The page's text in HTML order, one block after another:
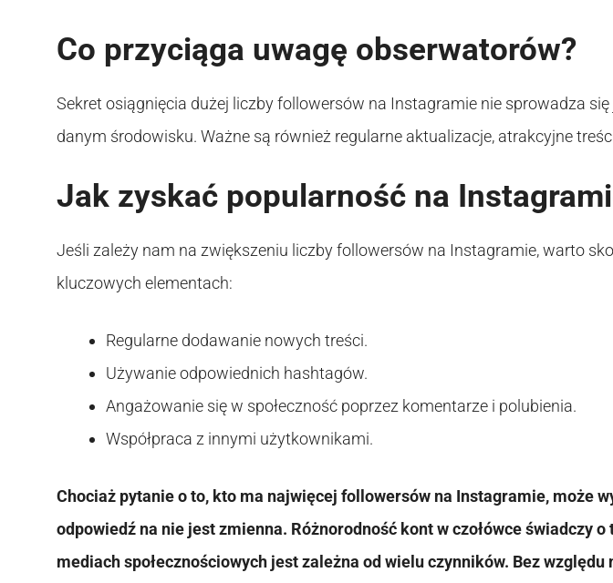
Co przyciąga uwagę obserwatorów?
Sekret osiągnięcia dużej liczby followersów na Instagramie nie sprowadza
danym środowisku. Ważne są również regularne aktualizacje, atrakcyjne
Jak zyskać popularność na
Jeśli zależy nam na zwiększeniu liczby followersów na Instagramie, warto
kluczowych elementach:
Regularne dodawanie nowych treści.
Używanie odpowiednich hashtagów.
Angażowanie się w społeczność poprzez komentarze i polubienia.
Współpraca z innymi użytkownikami.
Chociaż pytanie o to, kto ma najwięcej followersów na Instagramie, może
odpowiedź na nie jest zmienna. Różnorodność kont w czołówce świadczy
mediach społecznościowych jest zależna od wielu czynników. Bez względu